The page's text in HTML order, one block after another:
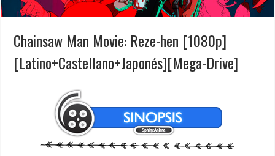
Chainsaw Man Movie: Reze-hen [1080p]
[Latino+Castellano+Japonés][Mega-Drive]